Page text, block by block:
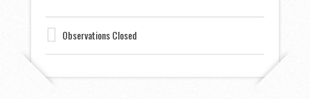
Observations Closed